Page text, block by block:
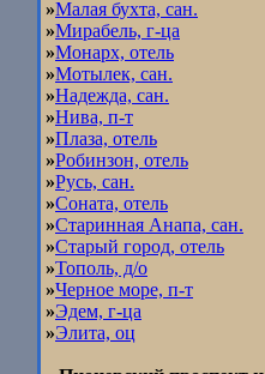
»Малая бухта, сан.
»Мирабель, г-ца
»Монарх, отель
»Мотылек, сан.
»Надежда, сан.
»Нива, п-т
»Плаза, отель
»Робинзон, отель
»Русь, сан.
»Соната, отель
»Старинная Анапа, сан.
»Старый город, отель
»Тополь, д/о
»Черное море, п-т
»Эдем, г-ца
»Элита, оц